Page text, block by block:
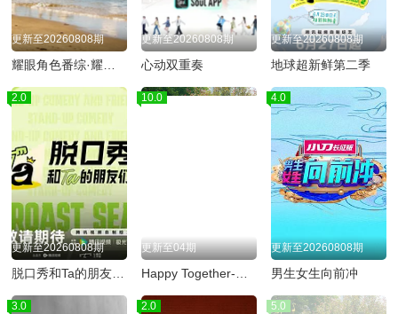
更新至20260808期 更新至20260808期
心动双重奏
更新至20260808期
地球超新鲜第二季
2.0
更新至20260808期
10.0
更新至04期
4.0
更新至20260808期
男生女生向前冲
3.0 2.0 5.0